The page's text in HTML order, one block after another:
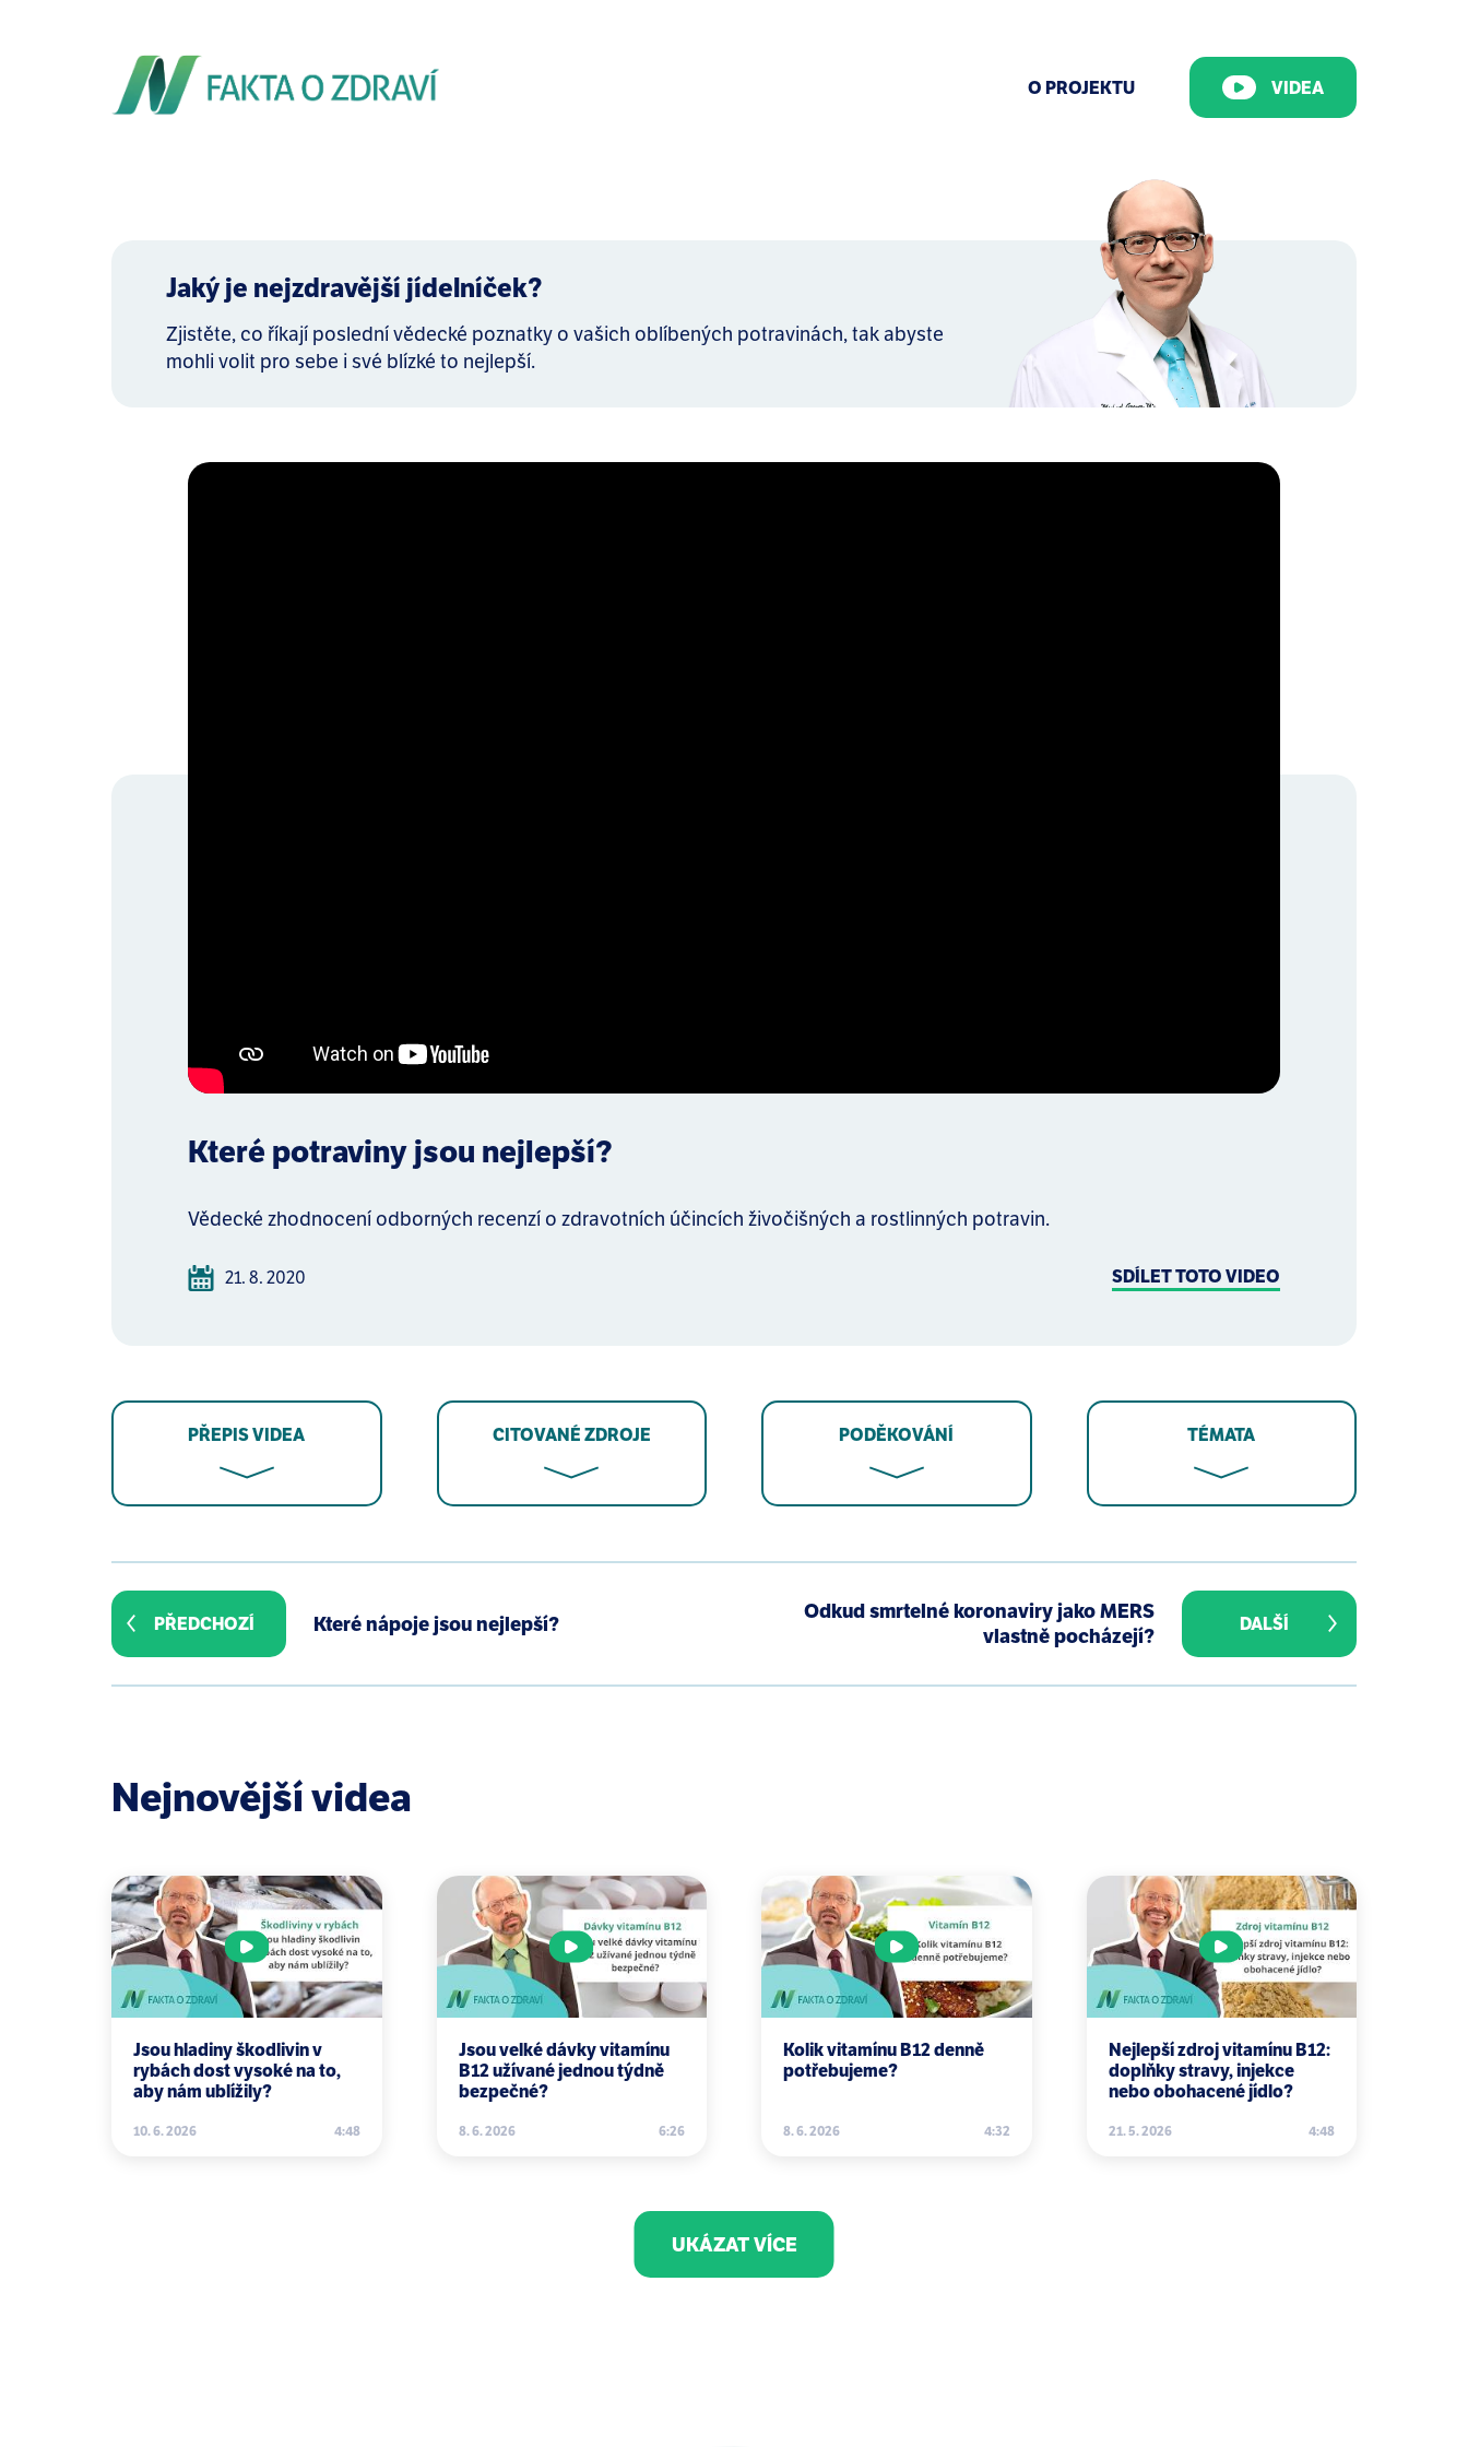
O PROJEKTU VIDEA
Jaký je nejzdravější jídelníček?
Zjistěte, co říkají poslední vědecké poznatky o vašich oblíbených potravinách, tak abyste
mohli volit pro sebe i své blízké to nejlepší.
Které potraviny jsou nejlepší?
Vědecké zhodnocení odborných recenzí o zdravotních účincích živočišných a rostlinných potravin.
21. 8. 2020 SDÍLET TOTO VIDEO
PŘEPIS VIDEA CITOVANÉ ZDROJE PODĚKOVÁNÍ TÉMATA
Fardet A, Boirie Y. Associations between food and beverage groups and major diet-related chronic diseases: an exhaustive
review of pooled/meta-analyses and systematic reviews. Nutr Rev. 2014;72(12):741-62.
Abdelhamid AS, Brown TJ, Brainard JS, et al. Omega-3 fatty acids for the primary and secondary prevention of cardiovascular
disease. Cochrane Database Syst Rev. 2018;7:CD003177.
PŘEDCHOZÍ Které nápoje jsou nejlepší?
Odkud smrtelné koronaviry jako MERS
vlastně pocházejí?
DALŠÍ
Nejnovější videa
Jsou hladiny škodlivin v
rybách dost vysoké na to,
aby nám ublížily?
10. 6. 2026 4:48
Jsou velké dávky vitamínu
B12 užívané jednou týdně
bezpečné?
8. 6. 2026 6:26
Kolik vitamínu B12 denně
potřebujeme?
8. 6. 2026 4:32
Nejlepší zdroj vitamínu B12:
doplňky stravy, injekce
nebo obohacené jídlo?
21. 5. 2026 4:48
UKÁZAT VÍCE